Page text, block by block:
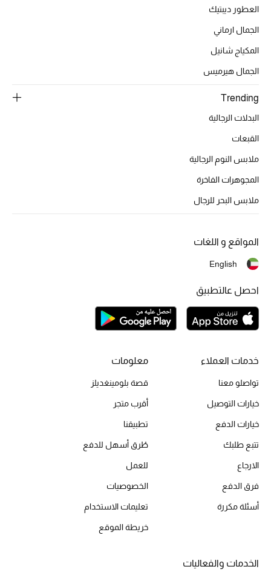
الموسم الجديد
الحقائب النسائية
حقائب رجالية
حقائب الأطفال
أبرز الحقائب
الموسم الجديد
أحذية النسائية
الأحذية الرجالية
أحذية للأطفال
أحذية مختارة
العطور ديبتيك
الجمال ارماني
المكياج شانيل
الجمال هيرميس
Trending
البدلات الرجالية
القبعات
ملابس النوم الرجالية
المجوهرات الفاخرة
ملابس البحر للرجال
خدمات العملاء
تواصلو معنا
خيارات التوصيل
خيارات الدفع
تتبع طلبك
الارجاع
فرق الدفع
أسئلة مكررة
معلومات
قصة بلومينغديلز
أقرب متجر
تطبيقنا
طُرق أسهل للدفع
للعمل
الخصوصيات
تعليمات الاستخدام
خريطة الموقع
الخدمات والفعاليات
المواقع و اللغات
English
احصل عالتطبيق